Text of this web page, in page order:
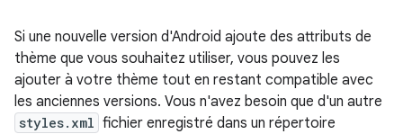
Si une nouvelle version d'Android ajoute des attributs de
thème que vous souhaitez utiliser, vous pouvez les
ajouter à votre thème tout en restant compatible avec
les anciennes versions. Vous n'avez besoin que d'un autre
styles.xml fichier enregistré dans un répertoire